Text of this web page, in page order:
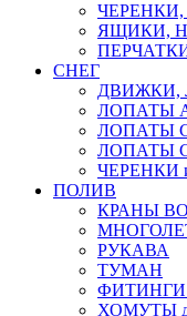
ЯЩИКИ,
СНЕГ
ДВИЖКИ,
ЛОПАТЫ
ЛОПАТЫ
ЛОПАТЫ
ЧЕРЕНКИ
ПОЛИВ
КРАНЫ
РУКАВА
ТУМАН
ФИТИНГИ
ХОМУТЫ